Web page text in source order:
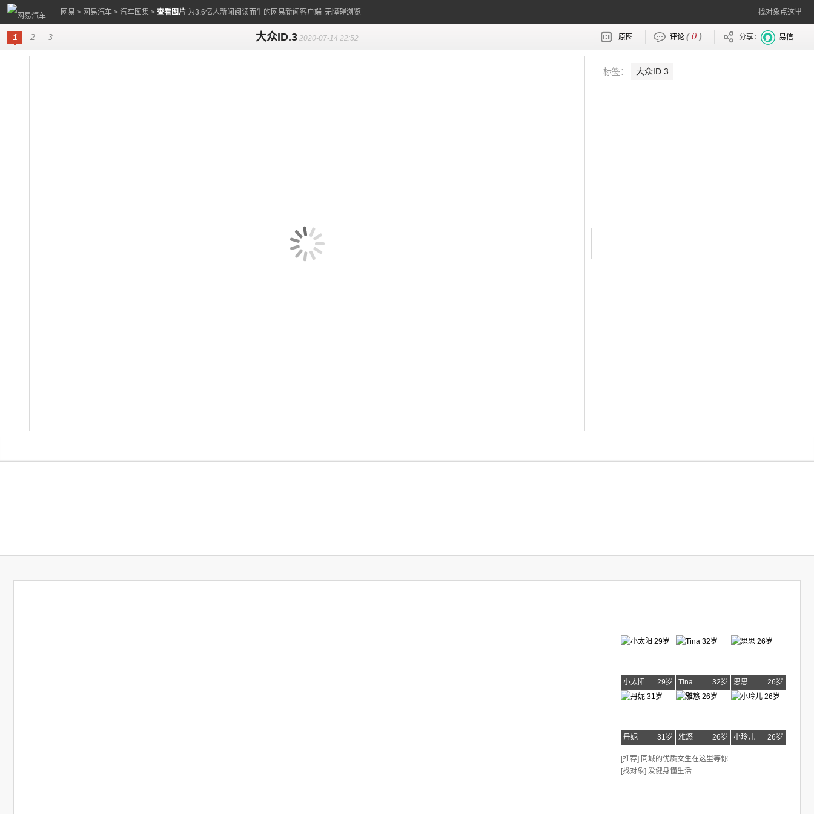
网易 > 网易汽车 > 汽车图集 > 查看图片 为3.6亿人新闻阅读而生的网易新闻客户端 无障碍浏览 找对象点这里
1 2 3 大众ID.3 2020-07-14 22:52 原图 评论 (0 ) 分享： 易信
标签： 大众ID.3
小太阳 29岁 Tina 32岁 思思 26岁
丹妮 31岁 雅悠 26岁 小玲儿 26岁
[推荐] 同城的优质女生在这里等你
[找对象] 爱健身懂生活